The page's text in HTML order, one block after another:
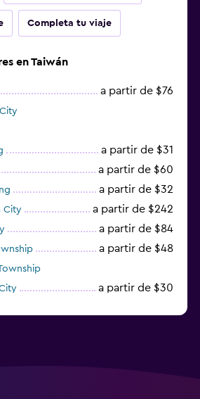
Completa tu viaje
en Taiwán
a partir de $76
a partir de $31
a partir de $60
a partir de $32
City a partir de $242
a partir de $84
a partir de $48
a partir de $30